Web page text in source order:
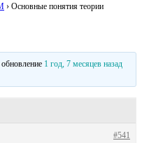
› Основные понятия теории
1 год, 7 месяцев назад
#541